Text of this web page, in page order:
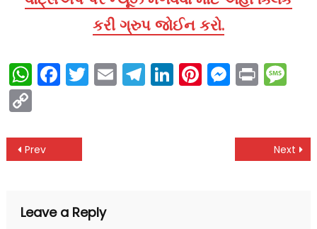
કરી ગ્રુપ જોઈન કરો.
WhatsApp
Facebook
Twitter
EmailTelegram
LinkedIn
Pinterest
Print
Copy
Post
Prev Next
Leave a Reply